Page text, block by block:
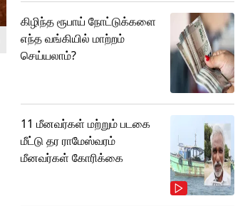
கிழிந்த ரூபாய் நோட்டுக்களை
எந்த வங்கியில் மாற்றம்
செய்யலாம்?
11 மீனவர்கள் மற்றும் படகை
மீட்டு தர ராமேஸ்வரம்
மீனவர்கள் கோரிக்கை